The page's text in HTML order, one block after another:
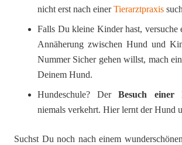
nicht erst nach einerTierarztpraxis
Falls Du kleine Kinder hast, versuche
Annäherung zwischen Hund und
Nummer Sicher gehen willst, mach
Deinem Hund.
Hundeschule? DerBesuch einer
niemals verkehrt. Hier lernt der Hund
Suchst Du noch nach einem